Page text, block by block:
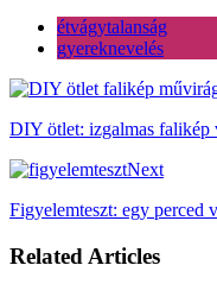
étvágytalanság
gyereknevelés
DIY ötlet: izgalmas falikép
Next
Figyelemteszt: egy perced
Related Articles